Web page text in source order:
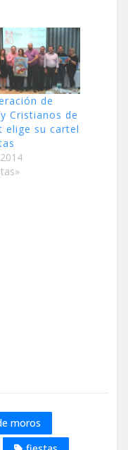
de
Cristianos de
elige su cartel
moros